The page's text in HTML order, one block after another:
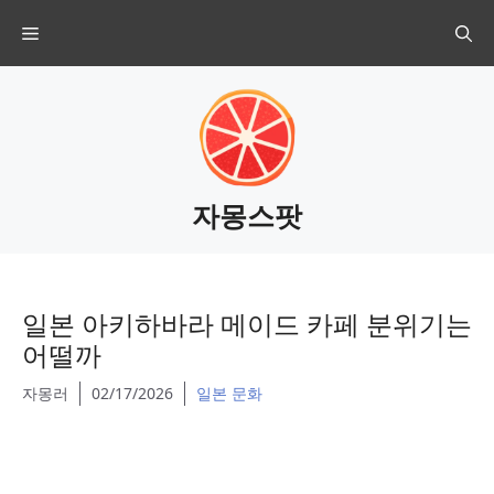
content
Menu
자몽스팟
일본 아키하바라 메이드 카페 분위기는
어떨까
자몽러 02/17/2026 일본 문화